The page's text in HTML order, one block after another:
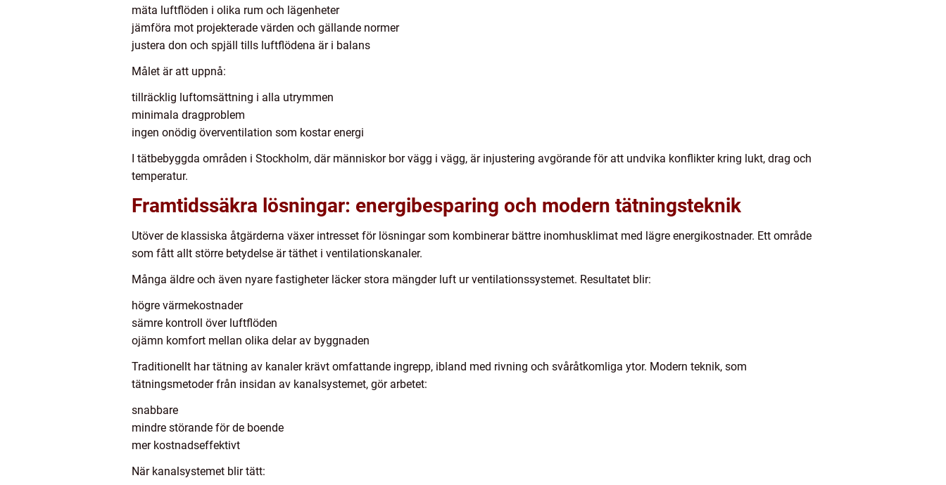
mäta luftflöden i olika rum och lägenheter
jämföra mot projekterade värden och gällande normer
justera don och spjäll tills luftflödena är i balans
Målet är att uppnå:
tillräcklig luftomsättning i alla utrymmen
minimala dragproblem
ingen onödig överventilation som kostar energi
I tätbebyggda områden i Stockholm, där människor bor vägg i vägg, är injustering avgörande för att undvika konflikter kring lukt, drag och
temperatur.
Framtidssäkra lösningar: energibesparing och modern tätningsteknik
Utöver de klassiska åtgärderna växer intresset för lösningar som kombinerar bättre inomhusklimat med lägre energikostnader. Ett område
som fått allt större betydelse är täthet i ventilationskanaler.
Många äldre och även nyare fastigheter läcker stora mängder luft ur ventilationssystemet. Resultatet blir:
högre värmekostnader
sämre kontroll över luftflöden
ojämn komfort mellan olika delar av byggnaden
Traditionellt har tätning av kanaler krävt omfattande ingrepp, ibland med rivning och svåråtkomliga ytor. Modern teknik, som
tätningsmetoder från insidan av kanalsystemet, gör arbetet:
snabbare
mindre störande för de boende
mer kostnadseffektivt
När kanalsystemet blir tätt: